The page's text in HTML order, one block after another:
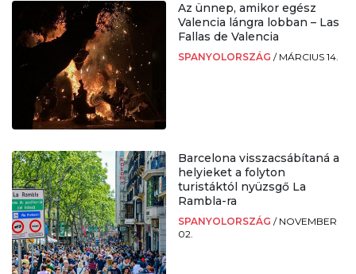
Az ünnep, amikor egész
Valencia lángra lobban – Las
Fallas de Valencia
SPANYOLORSZÁG / MÁRCIUS 14.
Barcelona visszacsábítaná a
helyieket a folyton
turistáktól nyüzsgő La
Rambla-ra
SPANYOLORSZÁG / NOVEMBER
02.